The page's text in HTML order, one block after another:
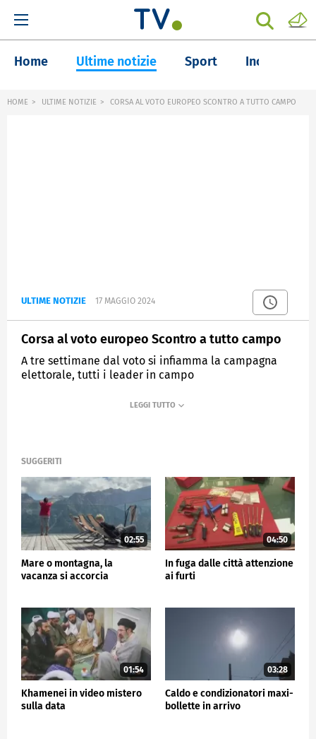
Home Ultime notizie Sport Inchieste
HOME ULTIME NOTIZIE CORSA AL VOTO EUROPEO SCONTRO A TUTTO CAMPO
ULTIME NOTIZIE 17 MAGGIO 2024
Corsa al voto europeo Scontro a tutto campo
A tre settimane dal voto si infiamma la campagna
elettorale, tutti i leader in campo
SUGGERITI
02:55
Mare o montagna, la
vacanza si accorcia
04:50
In fuga dalle città attenzione
ai furti
01:54
Khamenei in video mistero
sulla data
03:28
Caldo e condizionatori maxi-
bollette in arrivo